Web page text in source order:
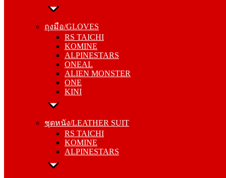
ถุงมือ/GLOVES
RS TAICHI
KOMINE
ALPINESTARS
ONEAL
ALIEN MONSTER
ONE
KINI
ชุดหนัง/LEATHER SUIT
RS TAICHI
KOMINE
ALPINESTARS
ถุงมือ/GLOVES
KOMINE
ALPINESTARS
ONEAL
ALIEN MONSTER
ONE
KINI
ชุดหนัง/LEATHER SUIT
KOMINE
ALPINESTARS
ชุดวิบาก/JERSEY&PANTS